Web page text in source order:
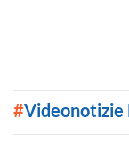
#Videonotizie